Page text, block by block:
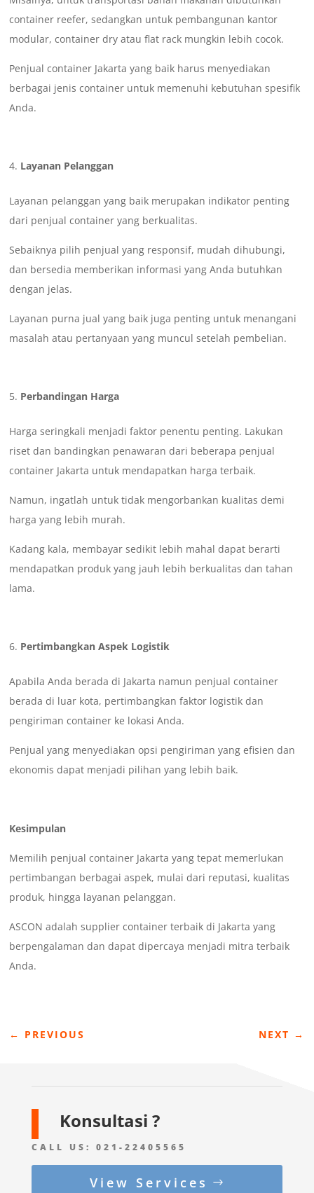
container reefer, sedangkan untuk pembangunan kantor
modular, container dry atau flat rack mungkin lebih cocok.
Penjual container Jakarta yang baik harus menyediakan
berbagai jenis container untuk memenuhi kebutuhan spesifik
Anda.
Layanan Pelanggan
Layanan pelanggan yang baik merupakan indikator penting
dari penjual container yang berkualitas.
Sebaiknya pilih penjual yang responsif, mudah dihubungi,
dan bersedia memberikan informasi yang Anda butuhkan
dengan jelas.
Layanan purna jual yang baik juga penting untuk menangani
masalah atau pertanyaan yang muncul setelah pembelian.
Perbandingan Harga
Harga seringkali menjadi faktor penentu penting. Lakukan
riset dan bandingkan penawaran dari beberapa penjual
container Jakarta untuk mendapatkan harga terbaik.
Namun, ingatlah untuk tidak mengorbankan kualitas demi
harga yang lebih murah.
Kadang kala, membayar sedikit lebih mahal dapat berarti
mendapatkan produk yang jauh lebih berkualitas dan tahan
lama.
Pertimbangkan Aspek Logistik
Apabila Anda berada di Jakarta namun penjual container
berada di luar kota, pertimbangkan faktor logistik dan
pengiriman container ke lokasi Anda.
Penjual yang menyediakan opsi pengiriman yang efisien dan
ekonomis dapat menjadi pilihan yang lebih baik.
Kesimpulan
Memilih penjual container Jakarta yang tepat memerlukan
pertimbangan berbagai aspek, mulai dari reputasi, kualitas
produk, hingga layanan pelanggan.
ASCON adalah supplier container terbaik di Jakarta yang
berpengalaman dan dapat dipercaya menjadi mitra terbaik
Anda.
← PREVIOUS NEXT →
Konsultasi ?
CALL US: 021-22405565
View Services